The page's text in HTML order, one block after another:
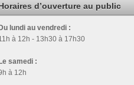
d’ouverture au public
lundi au vendredi :
à 12h - 13h30 à 17h30
samedi :
à 12h